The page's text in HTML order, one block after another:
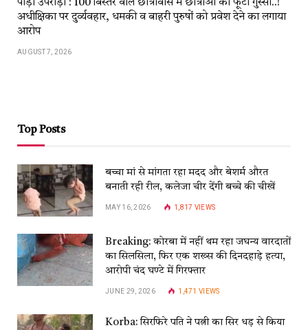
पोड़ी उपरोड़ा : 100 बिस्तर वाले छात्रावास में छात्राओं का फूटा गुस्सा..!
अधीक्षिका पर दुर्व्यवहार, धमकी व बाहरी पुरुषों को प्रवेश देने का लगाया
आरोप
AUGUST 7, 2026
Top Posts
बच्चा मां से मांगता रहा मदद और बेशर्म औरत
बनाती रही रील, कलेजा चीर देंगी बच्चे की चीखें
MAY 16, 2026 1,817 VIEWS
Breaking: कोरबा में नहीं थम रहा जघन्य वारदातों
का सिलसिला, फिर एक शख्स की दिनदहाड़े हत्या,
आरोपी चंद घण्टे में गिरफ्तार
JUNE 29, 2026 1,471VIEWS
Korba: सिरफिरे पति ने पत्नी का सिर धड़ से किया